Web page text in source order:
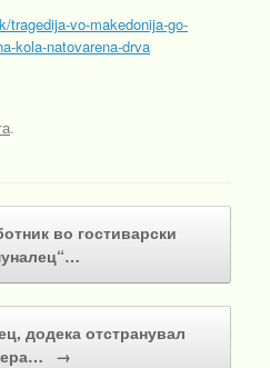
tragedija-vo-makedonija-go-
kola-natovarena-drva
.
во гостиварски
додека отстранувал
→